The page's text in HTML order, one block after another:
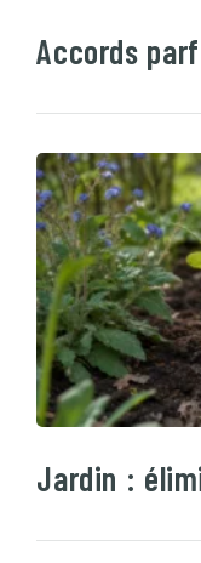
Accords
Jardin :